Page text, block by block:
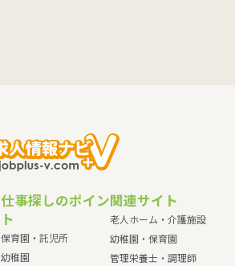
仕事探しのポイン
ト
保育園・託児所
幼稚園
関連サイト
老人ホーム・介護施設
幼稚園・保育園
管理栄養士・調理師